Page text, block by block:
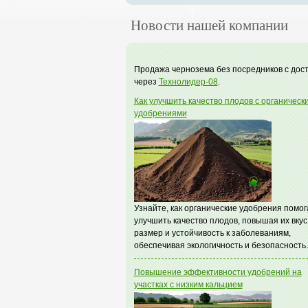
Новости нашей компании
Продажа чернозема без посредников с
через Технолидер-08.
Как улучшить качество плодов с
удобрениями
Узнайте, как органические удобрения
улучшить качество плодов, повышая их
размер и устойчивость к заболеваниям,
обеспечивая экологичность и безопасность.
Повышение эффективности удобрений на
участках с низким кальцием